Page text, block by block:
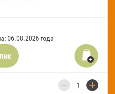
06.08.2026 года
− +